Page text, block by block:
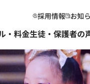
採用情報 お知
・料金生徒・保護者の